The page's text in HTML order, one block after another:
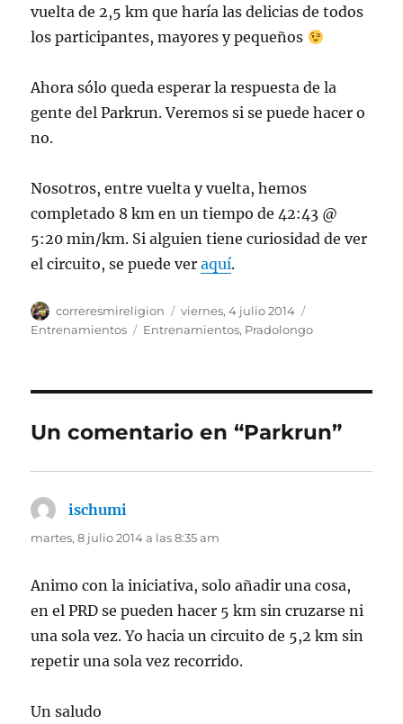
vuelta de 2,5 km que haría las delicias de todos
los participantes, mayores y pequeños
Ahora sólo queda esperar la respuesta de la
gente del Parkrun. Veremos si se puede hacer o
no.
Nosotros, entre vuelta y vuelta, hemos
completado 8 km en un tiempo de 42:43 @
5:20 min/km. Si alguien tiene curiosidad de ver
el circuito, se puede veraquí.
Autor
correresmireligion
Publicado
el
viernes, 4 julio 2014
Entrenamientos
Etiquetas
Entrenamientos, Pradolongo
Un comentario en “Parkrun”
ischumi
martes, 8 julio 2014 a las 8:35 am
Animo con la iniciativa, solo añadir una cosa,
en el PRD se pueden hacer 5 km sin cruzarse ni
una sola vez. Yo hacia un circuito de 5,2 km sin
repetir una sola vez recorrido.
Un saludo